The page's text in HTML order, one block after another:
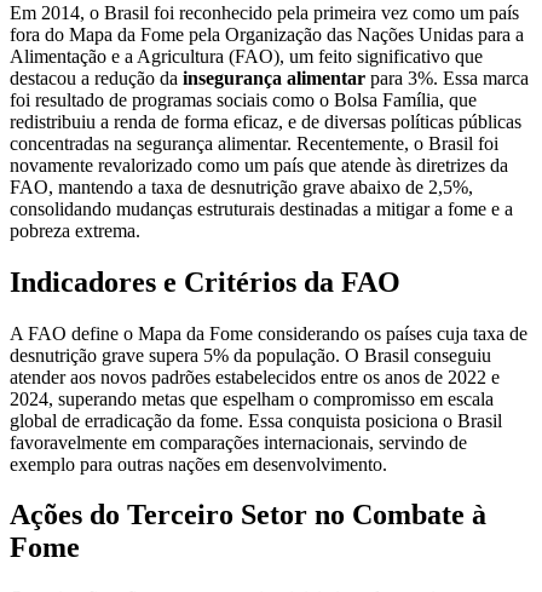
Em 2014, o Brasil foi reconhecido pela primeira vez como um país
fora do Mapa da Fome pela Organização das Nações Unidas para a
Alimentação e a Agricultura (FAO), um feito significativo que
destacou a redução da insegurança alimentar para 3%. Essa marca
foi resultado de programas sociais como o Bolsa Família, que
redistribuiu a renda de forma eficaz, e de diversas políticas públicas
concentradas na segurança alimentar. Recentemente, o Brasil foi
novamente revalorizado como um país que atende às diretrizes da
FAO, mantendo a taxa de desnutrição grave abaixo de 2,5%,
consolidando mudanças estruturais destinadas a mitigar a fome e a
pobreza extrema.
Indicadores e Critérios da FAO
A FAO define o Mapa da Fome considerando os países cuja taxa de
desnutrição grave supera 5% da população. O Brasil conseguiu
atender aos novos padrões estabelecidos entre os anos de 2022 e
2024, superando metas que espelham o compromisso em escala
global de erradicação da fome. Essa conquista posiciona o Brasil
favoravelmente em comparações internacionais, servindo de
exemplo para outras nações em desenvolvimento.
Ações do Terceiro Setor no Combate à
Fome